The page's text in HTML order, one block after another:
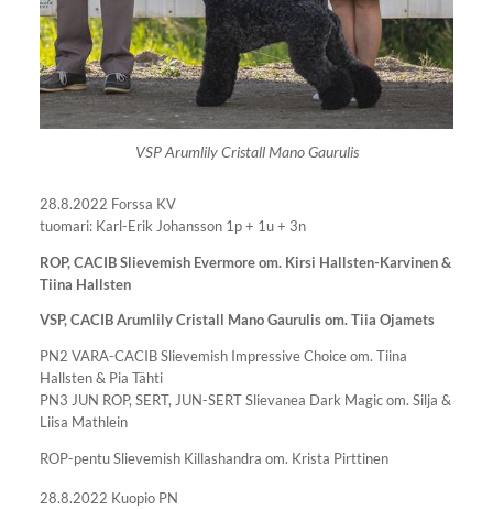
VSP Arumlily Cristall Mano Gaurulis
28.8.2022 Forssa KV
tuomari: Karl-Erik Johansson 1p + 1u + 3n
ROP, CACIB Slievemish Evermore om. Kirsi Hallsten-Karvinen &
Tiina Hallsten
VSP, CACIB Arumlily Cristall Mano Gaurulis om. Tiia Ojamets
PN2 VARA-CACIB Slievemish Impressive Choice om. Tiina
Hallsten & Pia Tähti
PN3 JUN ROP, SERT, JUN-SERT Slievanea Dark Magic om. Silja &
Liisa Mathlein
ROP-pentu Slievemish Killashandra om. Krista Pirttinen
28.8.2022 Kuopio PN